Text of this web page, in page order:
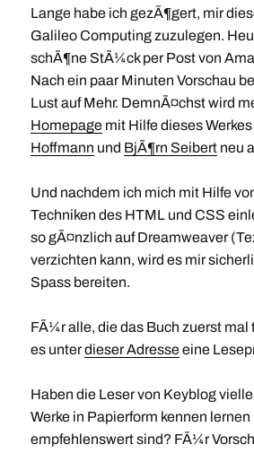
Lange habe ich gezÃ¶gert, mir
Galileo Computing zuzulegen.
schÃ¶ne StÃ¼ck per Post von
Nach ein paar Minuten Vorschau
Lust auf Mehr. DemnÃ¤chst wird
Homepagemit Hilfe dieses Werkes
Hoffmann und BjÃ¶rn Seibertneu
Und nachdem ich mich mit Hilfe
Techniken des HTML und CSS
so gÃ¤nzlich auf Dreamweaver
verzichten kann, wird es mir
Spass bereiten.
FÃ¼r alle, die das Buch zuerst mal
es unterdieser Adresseeine
Haben die Leser von Keyblog
Werke in Papierform kennen
empfehlenswert sind? FÃ¼r